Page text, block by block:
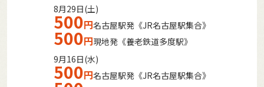
8月29日(土)
500円名古屋駅発《JR名古屋駅集合》
500円現地発《養老鉄道多度駅》
9月16日(水)
500円名古屋駅発《JR名古屋駅集合》